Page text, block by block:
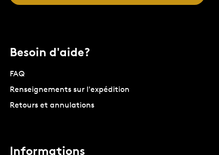
Besoin d'aide?
FAQ
Renseignements sur l'expédition
Retours et annulations
Informations